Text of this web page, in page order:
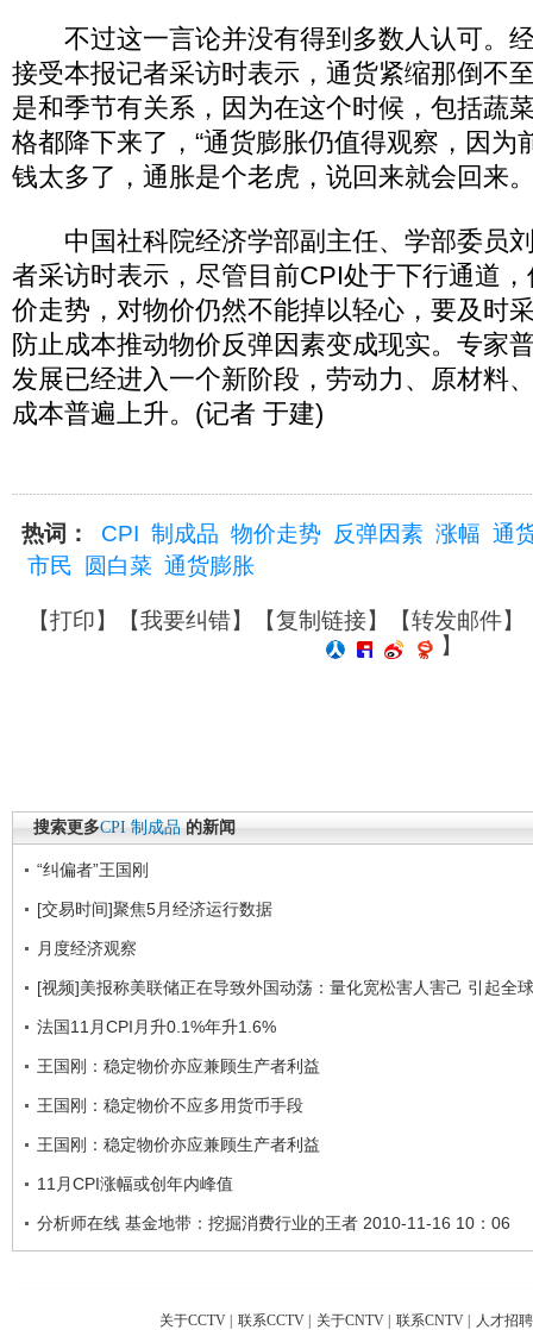
不过这一言论并没有得到多数人认可。
接受本报记者采访时表示，通货紧缩那倒不
是和季节有关系，因为在这个时候，包括蔬
格都降下来了，“通货膨胀仍值得观察，因为
钱太多了，通胀是个老虎，说回来就会回来
中国社科院经济学部副主任、学部委员
者采访时表示，尽管目前CPI处于下行通道
价走势，对物价仍然不能掉以轻心，要及时
防止成本推动物价反弹因素变成现实。专家
发展已经进入一个新阶段，劳动力、原材料
成本普遍上升。(记者 于建)
热词： CPI 制成品 物价走势 反弹因素 涨幅 通
市民
圆白菜 通货膨胀
【打印】【我要纠错】【复制链接】【转发邮件】
】
搜索更多CPI 制成品 的新闻
“纠偏者”王国刚
[交易时间]聚焦5月经济运行数据
月度经济观察
[视频]美报称美联储正在导致外国动荡：量化宽松害人害己 引起全
法国11月CPI月升0.1%年升1.6%
王国刚：稳定物价亦应兼顾生产者利益
王国刚：稳定物价不应多用货币手段
王国刚：稳定物价亦应兼顾生产者利益
11月CPI涨幅或创年内峰值
分析师在线 基金地带：挖掘消费行业的王者 2010-11-16 10：06
关于CCTV | 联系CCTV | 关于CNTV | 联系CNTV | 人才招聘